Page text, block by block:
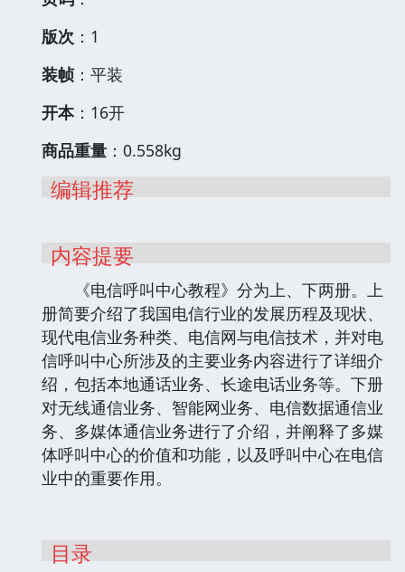
版次 ：1
装帧 ：平装
开本：16开
商品重量 ：0.558kg
编辑推荐
内容提要
《电信呼叫中心教程》分为上、下两册。上
册简要介绍了我国电信行业的发展历程及现状、
现代电信业务种类、电信网与电信技术，并对电
信呼叫中心所涉及的主要业务内容进行了详细介
绍，包括本地通话业务、长途电话业务等。下册
对无线通信业务、智能网业务、电信数据通信业
务、多媒体通信业务进行了介绍，并阐释了多媒
体呼叫中心的价值和功能，以及呼叫中心在电信
业中的重要作用。
目录